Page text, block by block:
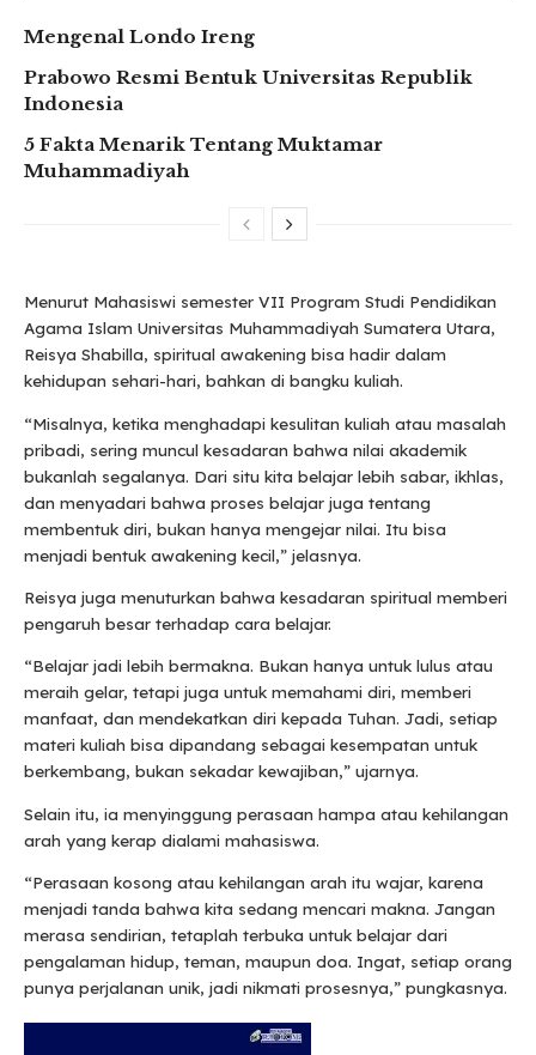
Mengenal Londo Ireng
Prabowo Resmi Bentuk Universitas Republik
Indonesia
5 Fakta Menarik Tentang Muktamar
Muhammadiyah
Menurut Mahasiswi semester VII Program Studi Pendidikan
Agama Islam Universitas Muhammadiyah Sumatera Utara,
Reisya Shabilla, spiritual awakening bisa hadir dalam
kehidupan sehari-hari, bahkan di bangku kuliah.
“Misalnya, ketika menghadapi kesulitan kuliah atau masalah
pribadi, sering muncul kesadaran bahwa nilai akademik
bukanlah segalanya. Dari situ kita belajar lebih sabar, ikhlas,
dan menyadari bahwa proses belajar juga tentang
membentuk diri, bukan hanya mengejar nilai. Itu bisa
menjadi bentuk awakening kecil,” jelasnya.
Reisya juga menuturkan bahwa kesadaran spiritual memberi
pengaruh besar terhadap cara belajar.
“Belajar jadi lebih bermakna. Bukan hanya untuk lulus atau
meraih gelar, tetapi juga untuk memahami diri, memberi
manfaat, dan mendekatkan diri kepada Tuhan. Jadi, setiap
materi kuliah bisa dipandang sebagai kesempatan untuk
berkembang, bukan sekadar kewajiban,” ujarnya.
Selain itu, ia menyinggung perasaan hampa atau kehilangan
arah yang kerap dialami mahasiswa.
“Perasaan kosong atau kehilangan arah itu wajar, karena
menjadi tanda bahwa kita sedang mencari makna. Jangan
merasa sendirian, tetaplah terbuka untuk belajar dari
pengalaman hidup, teman, maupun doa. Ingat, setiap orang
punya perjalanan unik, jadi nikmati prosesnya,” pungkasnya.